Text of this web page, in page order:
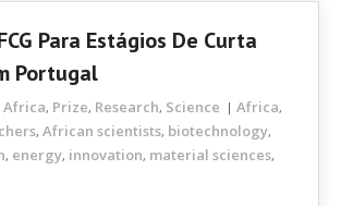
Para Estágios De Curta
Portugal
Africa, Prize, Research, Science Africa,
, African scientists, biotechnology,
, energy, innovation, material sciences,